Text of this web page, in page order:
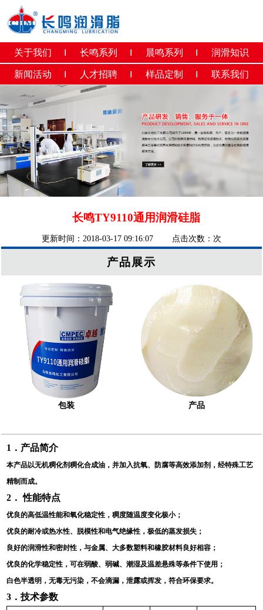
关于我们 长鸣系列 晨鸣系列 润滑知识
新闻活动 人才招聘 样品定制 联系我们
长鸣TY9110通用润滑硅脂
更新时间：2018-03-17 09:16:07 点击次数： 次
产品展示
包装 产品
1 ．产品简介
本产品以无机稠化剂稠化合成油，并加入抗氧、防腐等高效添加剂，经特殊工艺
精制而成。
2 ． 性能特点
优良的高低温性能和氧化稳定性，稠度随温度变化极小；
优良的耐冷或热水性、脱模性和电气绝缘性，极低的蒸发损失；
良好的润滑性和密封性，与金属、大多数塑料和橡胶材料良好相容；
优良的化学稳定性，可在弱酸、弱碱、潮湿及温差悬殊等条件下使用；
白色半透明，无毒无污染，不会滴漏，泄露或挥发，符合环保要求。
3 ．技术参数